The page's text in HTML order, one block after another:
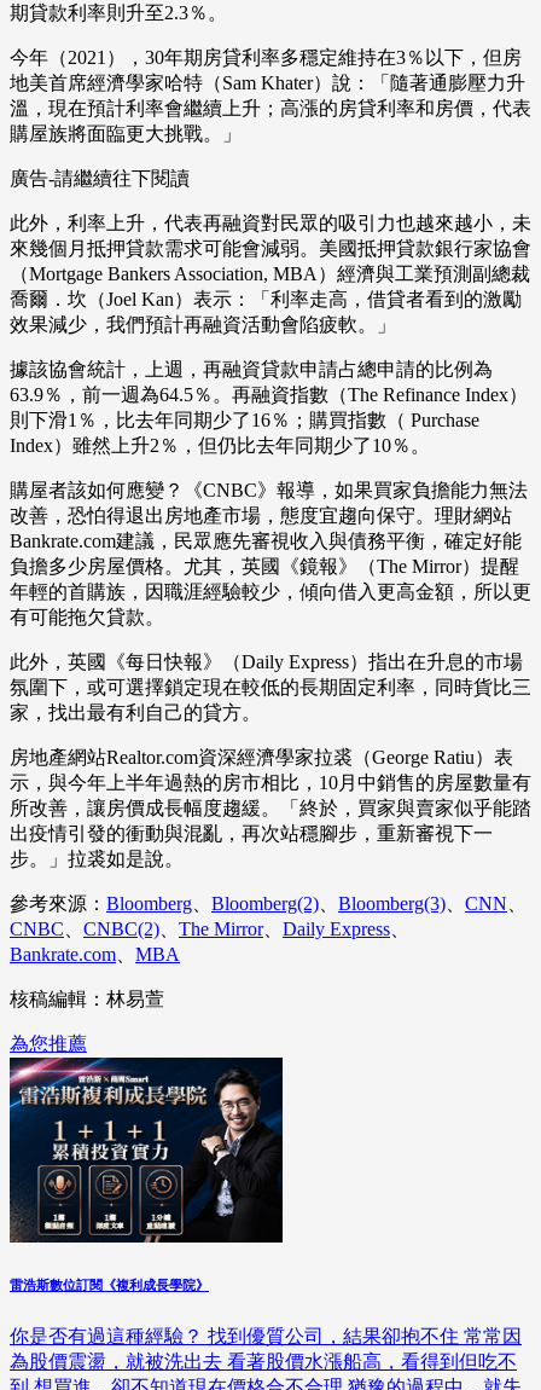
期貸款利率則升至2.3％。
今年（2021），30年期房貸利率多穩定維持在3％以下，但房
地美首席經濟學家哈特（Sam Khater）說：「隨著通膨壓力升
溫，現在預計利率會繼續上升；高漲的房貸利率和房價，代表
購屋族將面臨更大挑戰。」
廣告-請繼續往下閱讀
此外，利率上升，代表再融資對民眾的吸引力也越來越小，未
來幾個月抵押貸款需求可能會減弱。美國抵押貸款銀行家協會
（Mortgage Bankers Association, MBA）經濟與工業預測副總裁
喬爾．坎（Joel Kan）表示：「利率走高，借貸者看到的激勵
效果減少，我們預計再融資活動會陷疲軟。」
據該協會統計，上週，再融資貸款申請占總申請的比例為
63.9％，前一週為64.5％。再融資指數（The Refinance Index）
則下滑1％，比去年同期少了16％；購買指數（ Purchase
Index）雖然上升2％，但仍比去年同期少了10％。
購屋者該如何應變？《CNBC》報導，如果買家負擔能力無法
改善，恐怕得退出房地產市場，態度宜趨向保守。理財網站
Bankrate.com建議，民眾應先審視收入與債務平衡，確定好能
負擔多少房屋價格。尤其，英國《鏡報》（The Mirror）提醒
年輕的首購族，因職涯經驗較少，傾向借入更高金額，所以更
有可能拖欠貸款。
此外，英國《每日快報》（Daily Express）指出在升息的市場
氛圍下，或可選擇鎖定現在較低的長期固定利率，同時貨比三
家，找出最有利自己的貸方。
房地產網站Realtor.com資深經濟學家拉裘（George Ratiu）表
示，與今年上半年過熱的房市相比，10月中銷售的房屋數量有
所改善，讓房價成長幅度趨緩。「終於，買家與賣家似乎能踏
出疫情引發的衝動與混亂，再次站穩腳步，重新審視下一
步。」拉裘如是說。
參考來源： Bloomberg Bloomberg(2) Bloomberg(3) CNN
CNBC
CNBC(2) The Mirror、 Daily Express
Bankrate.com
MBA
核稿編輯：林易萱
為您推薦
雷浩斯數位訂閱《複利成長學院》
你是否有過這種經驗？ 找到優質公司，結果卻抱不住 常常因
為股價震盪，就被洗出去 看著股價水漲船高，看得到但吃不